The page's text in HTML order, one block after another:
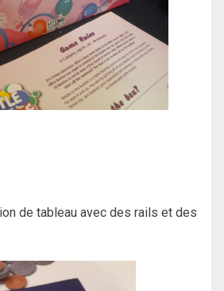
de tableau avec des rails et des